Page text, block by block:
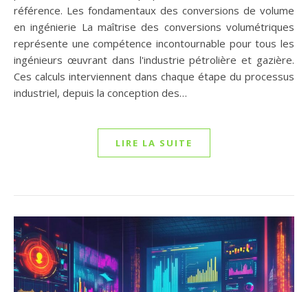
référence. Les fondamentaux des conversions de volume
en ingénierie La maîtrise des conversions volumétriques
représente une compétence incontournable pour tous les
ingénieurs œuvrant dans l'industrie pétrolière et gazière.
Ces calculs interviennent dans chaque étape du processus
industriel, depuis la conception des…
LIRE LA SUITE